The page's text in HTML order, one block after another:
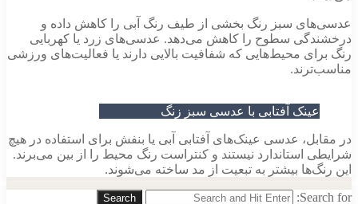
عدسی‌های سبز رنگ بخشی از طیف رنگ آبی را کاهش داده و
درخشندگی سطوح را کاهش می‌دهد. عدسی‌های زرد یا کهربایی
رنگ برای محیط‌هایی که شفافیت بالایی دارند یا فعالیت‌های ورزشی
مناسب‌ترند.
عینک آفتابی با عدسی سبز زنگ
در مقابل، عدسی عینک‌های آفتابی آبی یا بنفش برای استفاده در هیچ
شرایطی استاندارد نیستند و کنتراست رنگ محیط را از بین می‌برند.
این رنگ‌ها بیشتر به تبعیت از مد ساخته می‌شوند.
Search for:
Search